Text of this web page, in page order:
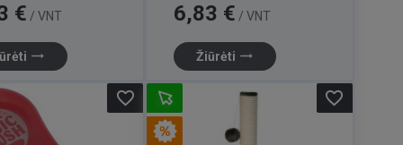
€ / VNT
trending_flat
Kaina
6,83 € / VNT
Žiūrėti trending_flat
favorite_border favorite_border